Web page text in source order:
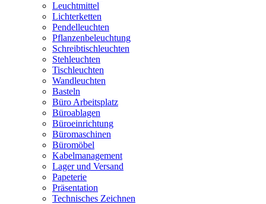
Leuchtmittel
Lichterketten
Pendelleuchten
Pflanzenbeleuchtung
Schreibtischleuchten
Stehleuchten
Tischleuchten
Wandleuchten
Basteln
Büro Arbeitsplatz
Büroablagen
Büroeinrichtung
Büromaschinen
Büromöbel
Kabelmanagement
Lager und Versand
Papeterie
Präsentation
Technisches Zeichnen